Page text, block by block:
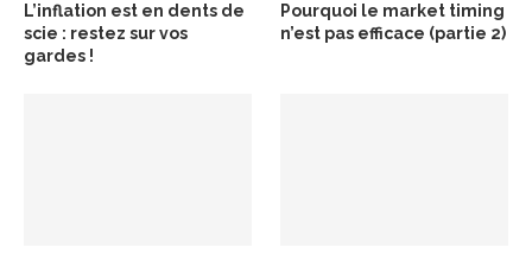
L’inflation est en dents de
scie : restez sur vos
gardes !
Pourquoi le market timing
n’est pas efficace (partie 2)